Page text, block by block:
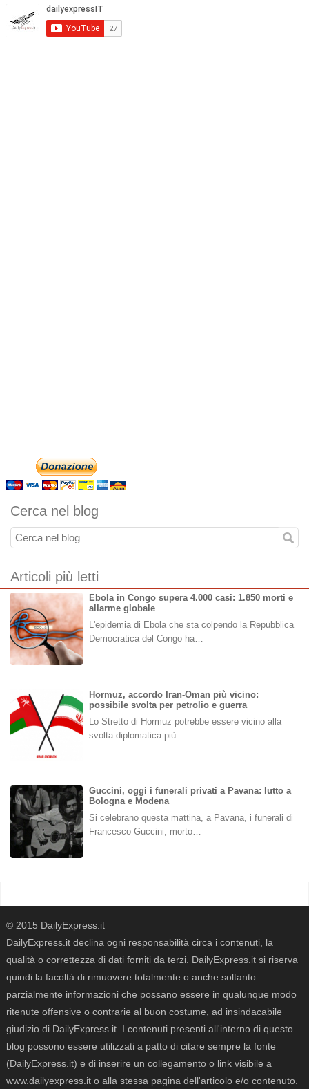
Cerca nel blog
Articoli più letti
Ebola in Congo supera 4.000 casi: 1.850 morti e
allarme globale
L'epidemia di Ebola che sta colpendo la Repubblica
Democratica del Congo ha…
Hormuz, accordo Iran-Oman più vicino:
possibile svolta per petrolio e guerra
Lo Stretto di Hormuz potrebbe essere vicino alla
svolta diplomatica più…
Guccini, oggi i funerali privati a Pavana: lutto a
Bologna e Modena
Si celebrano questa mattina, a Pavana, i funerali di
Francesco Guccini, morto…
© 2015 DailyExpress.it
DailyExpress.it declina ogni responsabilità circa i contenuti, la
qualità o correttezza di dati forniti da terzi. DailyExpress.it si riserva
quindi la facoltà di rimuovere totalmente o anche soltanto
parzialmente informazioni che possano essere in qualunque modo
ritenute offensive o contrarie al buon costume, ad insindacabile
giudizio di DailyExpress.it. I contenuti presenti all'interno di questo
blog possono essere utilizzati a patto di citare sempre la fonte
(DailyExpress.it) e di inserire un collegamento o link visibile a
www.dailyexpress.it o alla stessa pagina dell'articolo e/o contenuto.